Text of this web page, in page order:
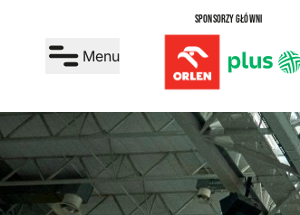
Menu
SPONSORZY GŁÓWNI